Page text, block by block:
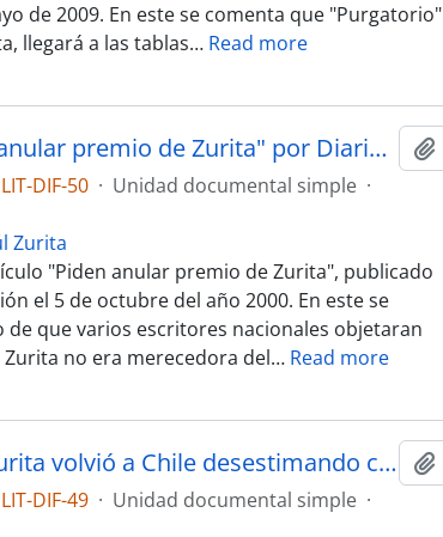
de 2009. En este se comenta que "Purgatorio"
llegará a las tablas… Read more
Artículo "Piden anular premio de Zurita" por Diario La Nación
DIF-50 · Unidad documental simple ·
Zurita
"Piden anular premio de Zurita", publicado
el 5 de octubre del año 2000. En este se
de que varios escritores nacionales objetaran
no era merecedora del… Read more
Artículo "Raúl Zurita volvió a Chile desestimando críticas" por Diario La Nación
DIF-49 · Unidad documental simple ·